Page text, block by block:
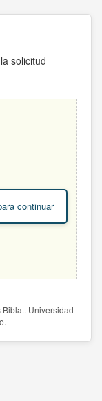
solicitud
continuar
Universidad